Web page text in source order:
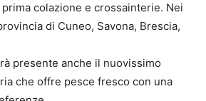
colazione e crossainterie. Nei
di Cuneo, Savona, Brescia,
presente anche il nuovissimo
che offre pesce fresco con una